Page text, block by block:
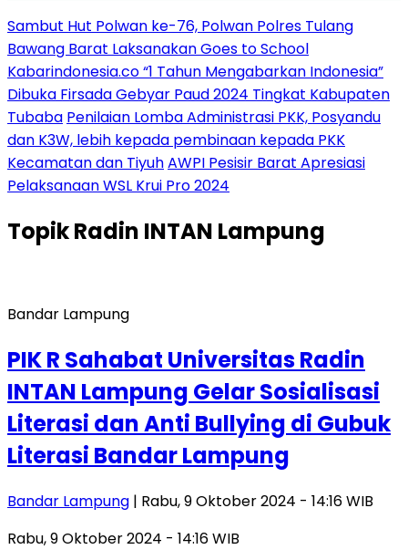
Sambut Hut Polwan ke-76, Polwan Polres Tulang
Bawang Barat Laksanakan Goes to School
Kabarindonesia.co “1 Tahun Mengabarkan Indonesia”
Dibuka Firsada Gebyar Paud 2024 Tingkat Kabupaten
Tubaba Penilaian Lomba Administrasi PKK, Posyandu
dan K3W, lebih kepada pembinaan kepada PKK
Kecamatan dan TiyuhAWPI Pesisir Barat Apresiasi
Pelaksanaan WSL Krui Pro 2024
TopikRadin INTAN Lampung
Bandar Lampung
PIK R Sahabat Universitas Radin
INTAN Lampung Gelar Sosialisasi
Literasi dan Anti Bullying di Gubuk
Literasi Bandar Lampung
Bandar Lampung | Rabu, 9 Oktober 2024 - 14:16 WIB
Rabu, 9 Oktober 2024 - 14:16 WIB